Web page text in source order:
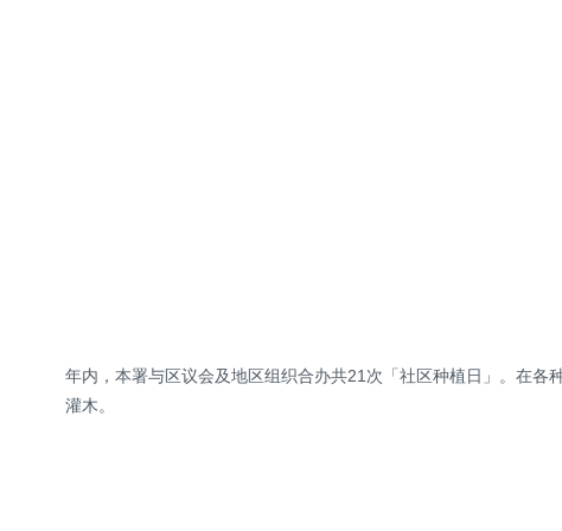
年内，本署与区议会及地区组织合办共21次「社区种植日」。在
灌木。